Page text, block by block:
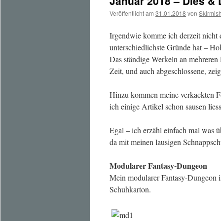
Veröffentlicht am 31.01.2018 von
Irgendwie komme ich derzeit nicht
unterschiedlichste Gründe hat –
Das ständige Werkeln an
Zeit, und auch abgeschlossene,
Hinzu kommen meine verkackten
ich einige Artikel schon sausen
Egal – ich erzähl einfach mal was
da mit meinen lausigen
Modularer Fantasy-Dungeon
Mein modularer Fantasy-Dungeon
Schuhkarton.